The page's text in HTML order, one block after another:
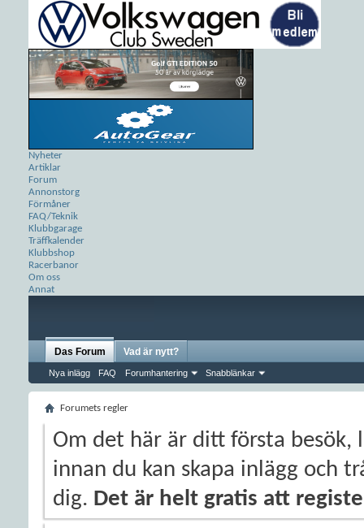
Nyheter
Artiklar
Forum
Annonstorg
Förmåner
FAQ/Teknik
Klubbgarage
Träffkalender
Klubbshop
Racerbanor
Om oss
Annat
Das Forum
Nya inlägg FAQ Forumhantering Snabblänkar
Vad är nytt?
Forumets regler
Om det här är ditt första besök,
innan du kan skapa inlägg och
dig. Det är helt gratis att